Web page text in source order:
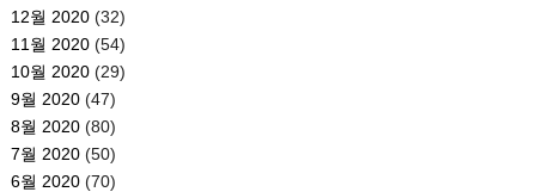
12월 2020(32)
11월 2020(54)
10월 2020(29)
9월 2020(47)
8월 2020(80)
7월 2020(50)
6월 2020(70)